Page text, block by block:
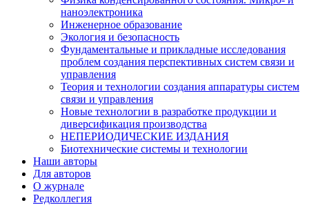
наноэлектроника
Инженерное образование
Экология и безопасность
Фундаментальные и прикладные исследования
проблем создания перспективных систем связи и
управления
Теория и технологии создания аппаратуры систем
связи и управления
Новые технологии в разработке продукции и
диверсификация производства
НЕПЕРИОДИЧЕСКИЕ ИЗДАНИЯ
Биотехнические системы и технологии
Наши авторы
Для авторов
О журнале
Редколлегия